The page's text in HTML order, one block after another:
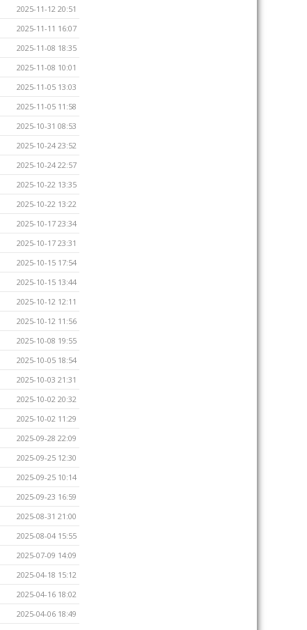
2025-11-12 20:51
2025-11-11 16:07
2025-11-08 18:35
2025-11-08 10:01
2025-11-05 13:03
2025-11-05 11:58
2025-10-31 08:53
2025-10-24 23:52
2025-10-24 22:57
2025-10-22 13:35
2025-10-22 13:22
2025-10-17 23:34
2025-10-17 23:31
2025-10-15 17:54
2025-10-15 13:44
2025-10-12 12:11
2025-10-12 11:56
2025-10-08 19:55
2025-10-05 18:54
2025-10-03 21:31
2025-10-02 20:32
2025-10-02 11:29
2025-09-28 22:09
2025-09-25 12:30
2025-09-25 10:14
2025-09-23 16:59
2025-08-31 21:00
2025-08-04 15:55
2025-07-09 14:09
2025-04-18 15:12
2025-04-16 18:02
2025-04-06 18:49